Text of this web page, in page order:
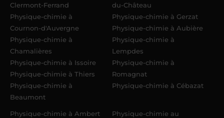
Clermont-Ferrand
Physique-chimie à
Cournon-d'Auvergne
Physique-chimie à
Chamalières
Physique-chimie à Issoire
Physique-chimie à Thiers
Physique-chimie à
Beaumont
du-Château
Physique-chimie à Gerzat
Physique-chimie à Aubière
Physique-chimie à
Lempdes
Physique-chimie à
Romagnat
Physique-chimie à Cébazat
Physique-chimie à Ambert
Physique-chimie au